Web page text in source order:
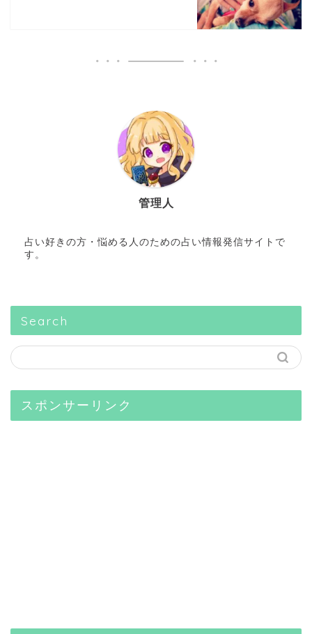
管理人
占い好きの方・悩める人のための占い情報発信サイトで
す。
Search
スポンサーリンク